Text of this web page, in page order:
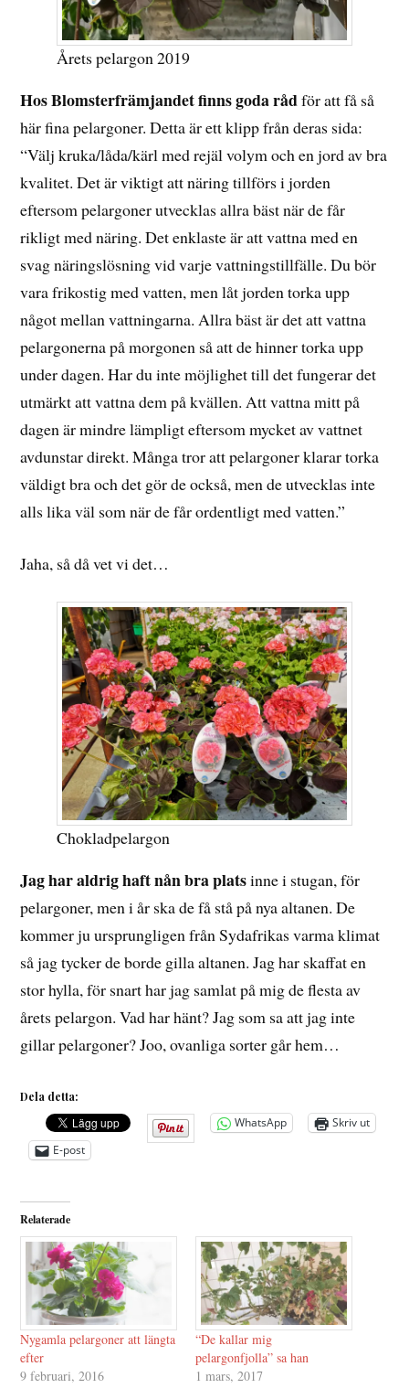
Årets pelargon 2019
Hos Blomsterfrämjandet finns goda rådför att få så
här fina pelargoner. Detta är ett klipp från deras sida:
“Välj kruka/låda/kärl med rejäl volym och en jord av bra
kvalitet. Det är viktigt att näring tillförs i jorden
eftersom pelargoner utvecklas allra bäst när de får
rikligt med näring. Det enklaste är att vattna med en
svag näringslösning vid varje vattningstillfälle. Du bör
vara frikostig med vatten, men låt jorden torka upp
något mellan vattningarna. Allra bäst är det att vattna
pelargonerna på morgonen så att de hinner torka upp
under dagen. Har du inte möjlighet till det fungerar det
utmärkt att vattna dem på kvällen. Att vattna mitt på
dagen är mindre lämpligt eftersom mycket av vattnet
avdunstar direkt. Många tror att pelargoner klarar torka
väldigt bra och det gör de också, men de utvecklas inte
alls lika väl som när de får ordentligt med vatten.”
Jaha, så då vet vi det…
Chokladpelargon
Jag har aldrig haft nån bra platsinne i stugan, för
pelargoner, men i år ska de få stå på nya altanen. De
kommer ju ursprungligen från Sydafrikas varma klimat
så jag tycker de borde gilla altanen. Jag har skaffat en
stor hylla, för snart har jag samlat på mig de flesta av
årets pelargon. Vad har hänt? Jag som sa att jag inte
gillar pelargoner? Joo, ovanliga sorter går hem…
Dela detta:
WhatsApp
Skriv ut
E-post
Relaterade
Nygamla pelargoner att längta
efter
9 februari, 2016
“De kallar mig
pelargonfjolla” sa han
1 mars, 2017